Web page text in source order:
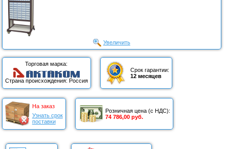
Увеличить
Торговая марка:
Страна происхождения: Россия
Срок гарантии:
12 месяцев
На заказ
Узнать срок
поставки
Розничная цена (с НДС):
74 786,00 руб.